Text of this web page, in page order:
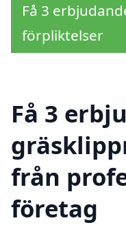
Få 3
förpliktelser
Få 3
från
företag